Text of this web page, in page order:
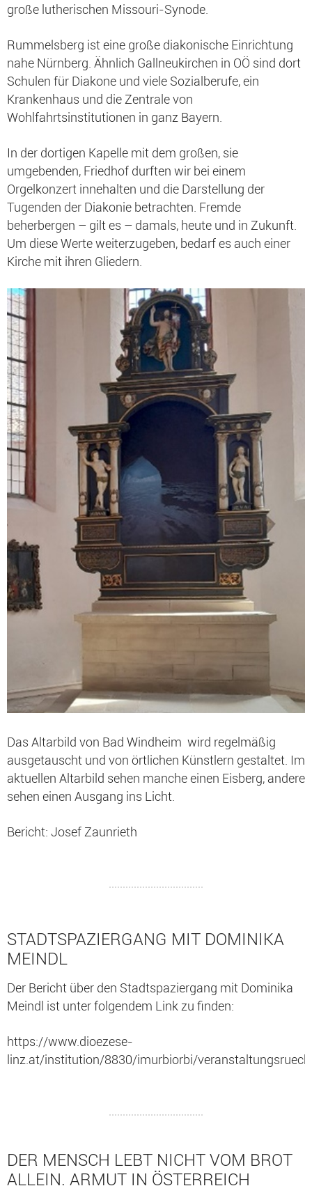
große lutherischen Missouri-Synode.
Rummelsberg ist eine große diakonische Einrichtung
nahe Nürnberg. Ähnlich Gallneukirchen in OÖ sind dort
Schulen für Diakone und viele Sozialberufe, ein
Krankenhaus und die Zentrale von
Wohlfahrtsinstitutionen in ganz Bayern.
In der dortigen Kapelle mit dem großen, sie
umgebenden, Friedhof durften wir bei einem
Orgelkonzert innehalten und die Darstellung der
Tugenden der Diakonie betrachten. Fremde
beherbergen – gilt es – damals, heute und in Zukunft.
Um diese Werte weiterzugeben, bedarf es auch einer
Kirche mit ihren Gliedern.
Das Altarbild von Bad Windheim wird regelmäßig
ausgetauscht und von örtlichen Künstlern gestaltet. Im
aktuellen Altarbild sehen manche einen Eisberg, andere
sehen einen Ausgang ins Licht.
Bericht: Josef Zaunrieth
STADTSPAZIERGANG MIT DOMINIKA
MEINDL
Der Bericht über den Stadtspaziergang mit Dominika
Meindl ist unter folgendem Link zu finden:
https://www.dioezese-
linz.at/institution/8830/imurbiorbi/
DER MENSCH LEBT NICHT VOM BROT
ALLEIN. ARMUT IN ÖSTERREICH